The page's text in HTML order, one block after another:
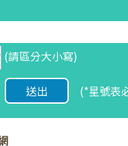
(請區分大小寫)
(*星號表